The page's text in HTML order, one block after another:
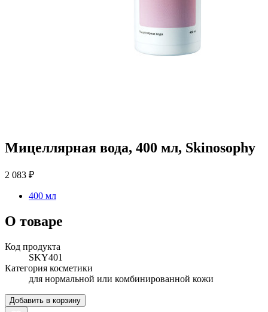
Мицеллярная вода, 400 мл, Skinosophy
2 083 ₽
400 мл
О товаре
Код продукта
SKY401
Категория косметики
для нормальной или комбинированной кожи
Добавить в корзину